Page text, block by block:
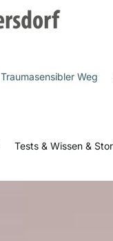
Traumasensibler Weg
Tests & Wissen &